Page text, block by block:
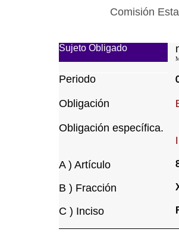
Comisión
Sujeto Obligado
Periodo
Obligación
Obligación específica.
A ) Artículo
B ) Fracción
C ) Inciso